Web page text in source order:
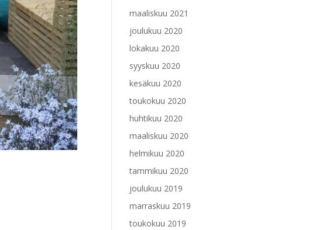
maaliskuu 2021
joulukuu 2020
lokakuu 2020
syyskuu 2020
kesäkuu 2020
toukokuu 2020
huhtikuu 2020
maaliskuu 2020
helmikuu 2020
tammikuu 2020
joulukuu 2019
marraskuu 2019
toukokuu 2019